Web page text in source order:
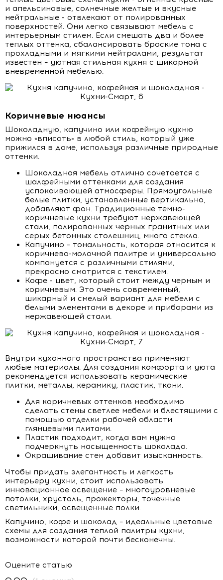
и апельсиновые, солнечные желтые и вкусные
нейтральные - отвлекают от полированных
поверхностей. Они легко связывают мебель с
интерьерным стилем. Если смешать два и более
теплых оттенка, сбалансировать броские тона с
прохладными и мягкими нейтралами, результат
известен – уютная стильная кухня с шикарной
вневременной мебелью.
Коричневые нюансы
Шоколадную, капучино или кофейную кухню
можно «вписать» в любой стиль, который уже
прижился в доме, используя различные природные
оттенки.
Шоколадная мебель отлично сочетается с
шалфейными оттенками для создания
успокаивающей атмосферы. Прямоугольные
белые плитки, установленные вертикально,
добавляют фон. Традиционные темно-
коричневые кухни требуют нержавеющей
стали, полированных черных гранитных или
серых бетонных столешниц, много стекла.
Капучино – тональность, которая относится к
коричнево-молочной палитре и универсально
компонуется с различными стилями,
прекрасно смотрится с текстилем.
Кофе - цвет, который стоит между черным и
коричневым. Это очень современный,
шикарный и смелый вариант для мебели с
белыми элементами в декоре и приборами из
нержавеющей стали.
Внутри кухонного пространства применяют
любые материалы. Для создания комфорта и уюта
рекомендуется использовать керамические
плитки, металлы, керамику, пластик, ткани.
Для коричневых оттенков необходимо
сделать стены светлее мебели и блестящими с
помощью отделки рабочей области
глянцевыми плитами.
Пластик подходит, когда вам нужно
подчеркнуть насыщенность шоколада.
Окрашивание стен добавит изысканность.
Чтобы придать элегантность и легкость
интерьеру кухни, стоит использовать
инновационное освещение – многоуровневые
потолки, хрусталь, прожекторы, точечные
светильники, освещенные полки.
Капучино, кофе и шоколад – идеальные цветовые
схемы для создания теплой палитры кухни,
возможности которой почти бесконечны.
Оцените статью